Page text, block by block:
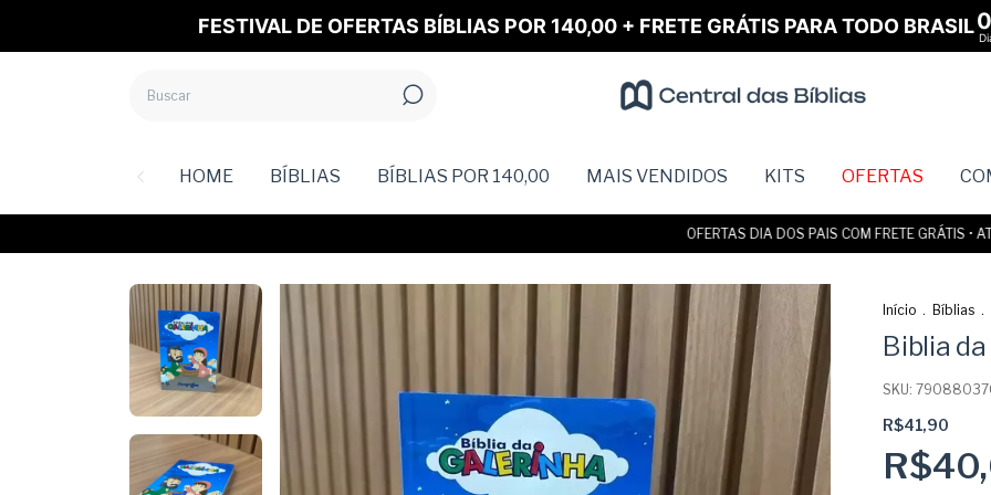
OFERTAS DIA DOS PAIS COM FRETE GRÁTIS • ATÉ
FESTIVAL DE OFERTAS BÍBLIAS POR 140,00 + FRETE GRÁTIS PARA TODO BRASIL
HOME BÍBLIAS BÍBLIAS POR 140,00 MAIS VENDIDOS KITS OFERTAS
Início . Bíblias .
Biblia
SKU:
R$41,90